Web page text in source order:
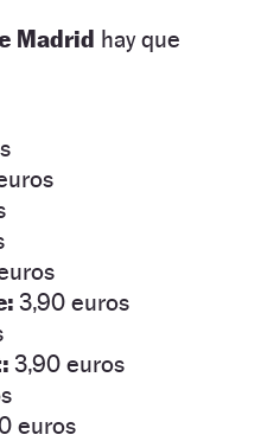
Madrid hay que
3,90 euros
3,90 euros
euros